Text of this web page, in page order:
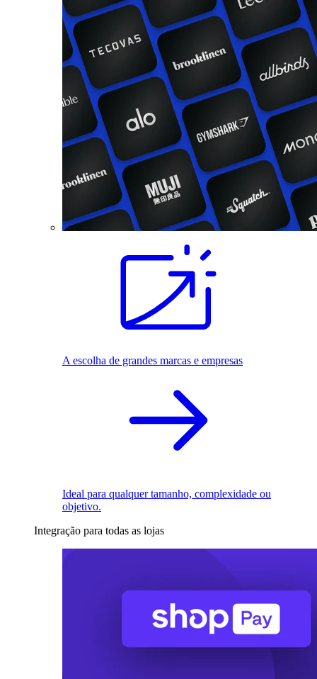
A escolha de grandes marcas e empresas
Ideal para qualquer tamanho, complexidade ou
objetivo.
Integração para todas as lojas